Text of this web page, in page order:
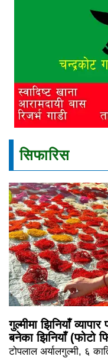
सिफारिस
गुल्मीमा झिनियाँ
बनेका झिनियाँ (फोटो
टोपलाल अर्यालगुल्मी, ६